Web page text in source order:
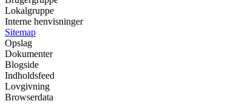
Lokalgruppe
Interne henvisninger
Sitemap
Opslag
Dokumenter
Blogside
Indholdsfeed
Lovgivning
Browserdata